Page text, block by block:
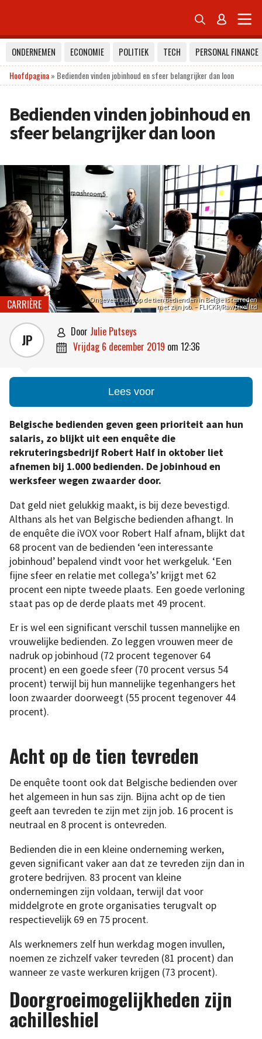
 
ONDERNEMEN ECONOMIE POLITIEK TECH
PERSONAL FINANCE
Hoofdpagina» Bedienden vinden jobinhoud en sfeer belangrijker dan loon
Bedienden vinden jobinhoud en
sfeer belangrijker dan loon
Ongeveer acht op de tien bedienden in België is tevreden
met zijn job. – FLICKR/Rawpixel ltd
CARRIÈRE
JP  door Julie Putseys
 vrijdag 6 december 2019 om 12:36
Lees voor
Belgische bedienden geven geen prioriteit aan hun
salaris, zo blijkt uit een enquête die
rekruteringsbedrijf Robert Half in oktober liet
afnemen bij 1.000 bedienden. De jobinhoud en
werksfeer wegen zwaarder door.
Dat geld niet gelukkig maakt, is bij deze bevestigd.
Althans als het van Belgische bedienden afhangt. In
de enquête die iVOX voor Robert Half afnam, blijkt dat
68 procent van de bedienden ‘een interessante
jobinhoud’ bepalend vindt voor het werkgeluk. ‘Een
fijne sfeer en relatie met collega’s’ krijgt met 62
procent een nipte tweede plaats. Een goede verloning
staat pas op de derde plaats met 49 procent.
Er is wel een significant verschil tussen mannelijke en
vrouwelijke bedienden. Zo leggen vrouwen meer de
nadruk op jobinhoud (72 procent tegenover 64
procent) en een goede sfeer (70 procent versus 54
procent) terwijl bij hun mannelijke tegenhangers het
loon zwaarder doorweegt (55 procent tegenover 44
procent).
Acht op de tien tevreden
De enquête toont ook dat Belgische bedienden over
het algemeen in hun sas zijn. Bijna acht op de tien
geeft aan tevreden te zijn met zijn job. 16 procent is
neutraal en 8 procent is ontevreden.
Bedienden die in een kleine onderneming werken,
geven significant vaker aan dat ze tevreden zijn dan in
grotere bedrijven. 83 procent van kleine
ondernemingen zijn voldaan, terwijl dat voor
middelgrote en grote organisaties terugvalt op
respectievelijk 69 en 75 procent.
Als werknemers zelf hun werkdag mogen invullen,
noemen ze zichzelf vaker tevreden (81 procent) dan
wanneer ze vaste werkuren krijgen (73 procent).
Doorgroeimogelijkheden zijn
achilleshiel